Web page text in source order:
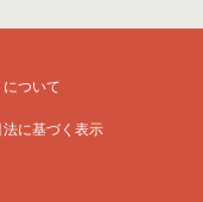
ついて
に基づく表示